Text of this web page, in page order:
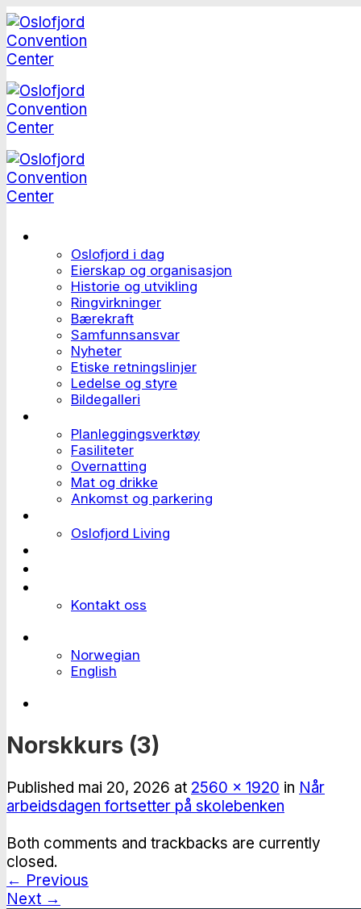
Skip
to
content
Oslofjord i dag
Eierskap og organisasjon
Historie og utvikling
Ringvirkninger
Bærekraft
Samfunnsansvar
Nyheter
Etiske retningslinjer
Ledelse og styre
Bildegalleri
Planleggingsverktøy
Fasiliteter
Overnatting
Mat og drikke
Ankomst og parkering
Oslofjord Living
Kontakt oss
Norwegian
English
Norskkurs (3)
Published mai 20, 2026 at 2560 × 1920 in Når
arbeidsdagen fortsetter på skolebenken
Both comments and trackbacks are currently
closed.
← Previous
Next →